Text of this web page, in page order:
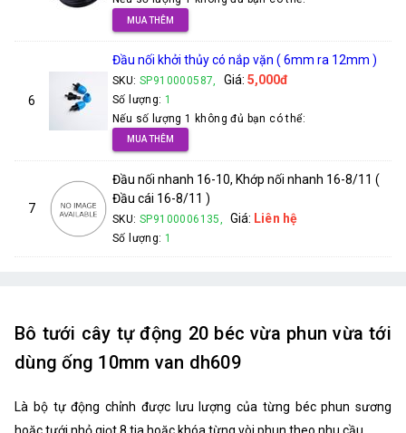
MUA THÊM
6
Đầu nối khởi thủy có nắp vặn ( 6mm ra 12mm )
SKU: SP910000587, Giá: 5,000đ
Số lượng: 1
Nếu số lượng 1 không đủ bạn có thể:
MUA THÊM
7
Đầu nối nhanh 16-10, Khớp nối nhanh 16-8/11 (
Đầu cái 16-8/11 )
SKU: SP9100006135, Giá: Liên hệ
Số lượng: 1
Bô tưới cây tự động 20 béc vừa phun vừa tới
dùng ống 10mm van dh609
Là bộ tự động chỉnh được lưu lượng của từng béc phun sương